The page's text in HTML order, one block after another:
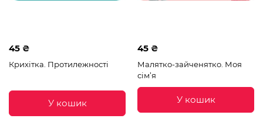
45 ₴
Крихітка. Протилежності
У кошик
45 ₴
Малятко-зайченятко. Моя
сім’я
У кошик